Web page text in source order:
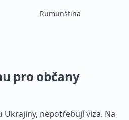
Rumunština
pro občany
nepotřebují víza. Na